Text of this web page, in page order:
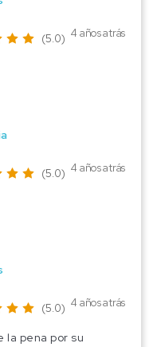
(5.0) 4 años atrás
(5.0) 4 años atrás
(5.0) 4 años atrás
la pena por su